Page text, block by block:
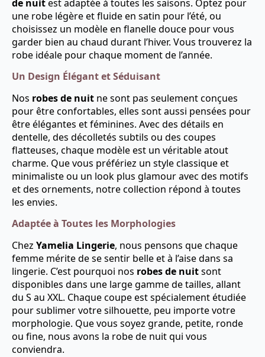
de nuitest adaptée à toutes les saisons. Optez pour
une robe légère et fluide en satin pour l’été, ou
choisissez un modèle en flanelle douce pour vous
garder bien au chaud durant l’hiver. Vous trouverez la
robe idéale pour chaque moment de l’année.
Un Design Élégant et Séduisant
Nos robes de nuit ne sont pas seulement conçues
pour être confortables, elles sont aussi pensées pour
être élégantes et féminines. Avec des détails en
dentelle, des décolletés subtils ou des coupes
flatteuses, chaque modèle est un véritable atout
charme. Que vous préfériez un style classique et
minimaliste ou un look plus glamour avec des motifs
et des ornements, notre collection répond à toutes
les envies.
Adaptée à Toutes les Morphologies
Chez Yamelia Lingerie, nous pensons que chaque
femme mérite de se sentir belle et à l’aise dans sa
lingerie. C’est pourquoi nos robes de nuitsont
disponibles dans une large gamme de tailles, allant
du S au XXL. Chaque coupe est spécialement étudiée
pour sublimer votre silhouette, peu importe votre
morphologie. Que vous soyez grande, petite, ronde
ou fine, nous avons la robe de nuit qui vous
conviendra.